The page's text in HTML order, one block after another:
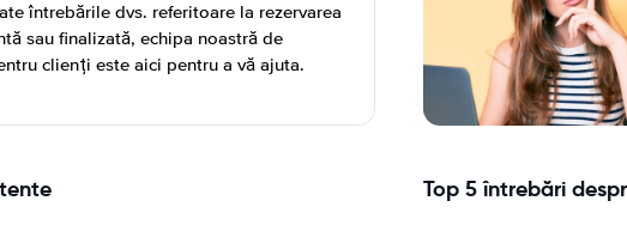
întrebările dvs. referitoare la rezervarea
sau finalizată, echipa noastră de
clienți este aici pentru a vă ajuta.
Top 5 întrebări